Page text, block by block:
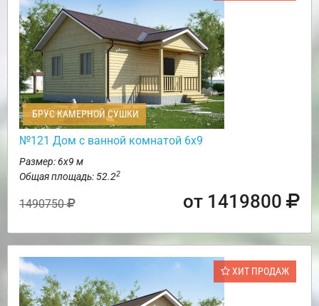
БРУС КАМЕРНОЙ СУШКИ
№121 Дом с ванной комнатой 6х9
Размер: 6х9 м
Общая площадь: 52.22
1490750 от 1419800
ХИТ ПРОДАЖ